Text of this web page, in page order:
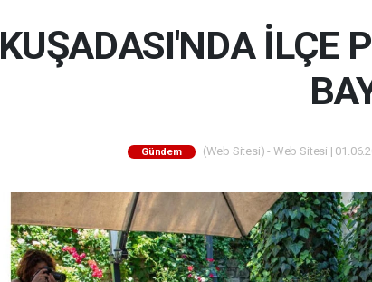
KUŞADASI'NDA İLÇE
Gündem (Web Sitesi) - Web Sitesi |